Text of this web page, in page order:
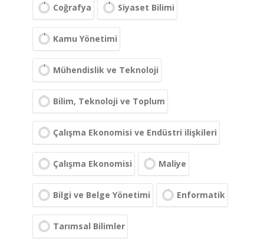
Coğrafya Siyaset Bilimi
Kamu Yönetimi
Mühendislik ve Teknoloji
Bilim, Teknoloji ve Toplum
Çalışma Ekonomisi ve Endüstri ilişkileri
Çalışma Ekonomisi Maliye
Bilgi ve Belge Yönetimi Enformatik
Tarımsal Bilimler